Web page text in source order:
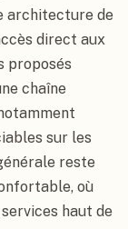
architecture de
direct aux
proposés
chaîne
sur les
reste
où
haut de